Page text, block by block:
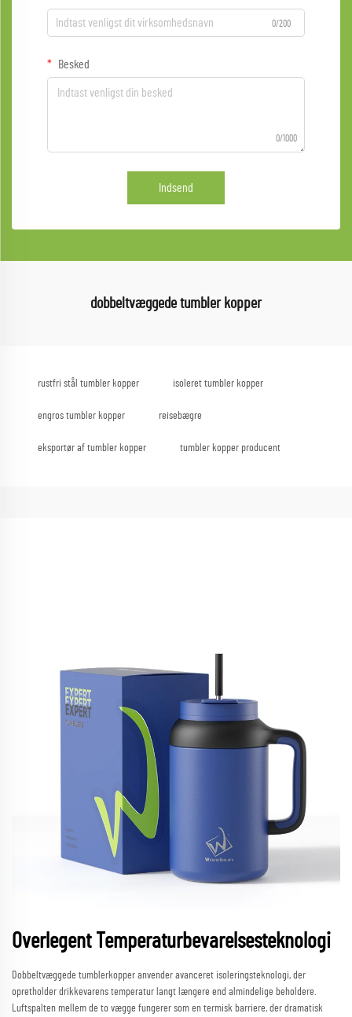
0/200
Besked
0/1000
Indsend
dobbeltvæggede tumbler kopper
rustfri stål tumbler kopper isoleret tumbler kopper
engros tumbler kopper reisebægre
eksportør af tumbler kopper tumbler kopper producent
Overlegent Temperaturbevarelsesteknologi
Dobbeltvæggede tumblerkopper anvender avanceret isoleringsteknologi, der
opretholder drikkevarens temperatur langt længere end almindelige beholdere.
Luftspalten mellem de to vægge fungerer som en termisk barriere, der dramatisk